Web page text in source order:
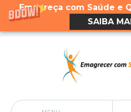
Emagreça com Saúde e
SAIBA